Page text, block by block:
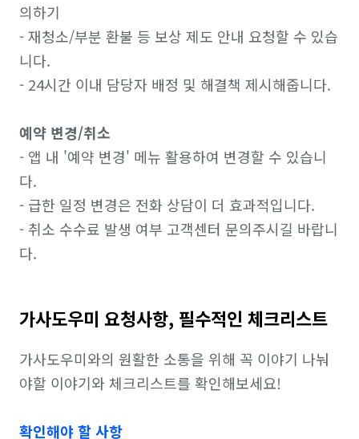
의하기
- 재청소/부분 환불 등 보상 제도 안내 요청할 수 있습
니다.
- 24시간 이내 담당자 배정 및 해결책 제시해줍니다.
예약 변경/취소
- 앱 내 '예약 변경' 메뉴 활용하여 변경할 수 있습니
다.
- 급한 일정 변경은 전화 상담이 더 효과적입니다.
- 취소 수수료 발생 여부 고객센터 문의주시길 바랍니
다.
가사도우미 요청사항, 필수적인 체크리스트
가사도우미와의 원활한 소통을 위해 꼭 이야기 나눠
야할 이야기와 체크리스트를 확인해보세요!
확인해야 할 사항